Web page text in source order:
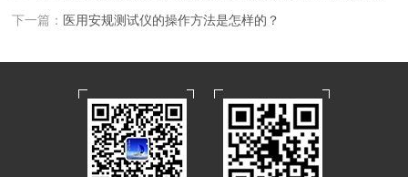
下一篇： 医用安规测试仪的操作方法是怎样的？